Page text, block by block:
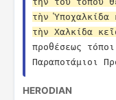
τὴν
τὴν Χαλκίδα
προθέσεως
Παραποτάμιοι
HERODIAN